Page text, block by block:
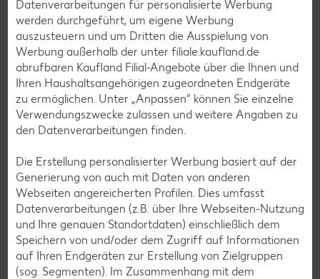
Messenger-Services – Jetzt kostenlos
anmelden
Mit unserem Messenger-Service erhältst du wöchentlich
unseren aktuellen Prospekt mit den neuesten Angeboten
per Messenger-App, Telegram, WhatsApp, Signal, Threema
oder Viber zugesendet.
Datenverarbeitungen für personalisierte Werbung
werden durchgeführt, um eigene Werbung
auszusteuern und um Dritten die Ausspielung von
Werbung außerhalb der unter filiale.kaufland.de
abrufbaren Kaufland Filial-Angebote über die Ihnen und
Ihren Haushaltsangehörigen zugeordneten Endgeräte
zu ermöglichen. Unter „Anpassen“ können Sie einzelne
Verwendungszwecke zulassen und weitere Angaben zu
den Datenverarbeitungen finden.
Die Erstellung personalisierter Werbung basiert auf der
Generierung von auch mit Daten von anderen
Webseiten angereicherten Profilen. Dies umfasst
Datenverarbeitungen (z.B. über Ihre Webseiten-Nutzung
und Ihre genauen Standortdaten) einschließlich dem
Speichern von und/oder dem Zugriff auf Informationen
auf Ihren Endgeräten zur Erstellung von Zielgruppen
(sog. Segmenten). Im Zusammenhang mit dem